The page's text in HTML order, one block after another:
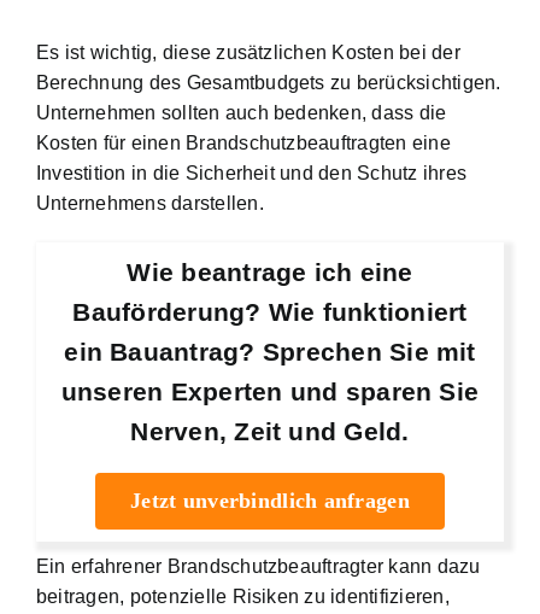
Es ist wichtig, diese zusätzlichen Kosten bei der
Berechnung des Gesamtbudgets zu berücksichtigen.
Unternehmen sollten auch bedenken, dass die
Kosten für einen Brandschutzbeauftragten eine
Investition in die Sicherheit und den Schutz ihres
Unternehmens darstellen.
Wie beantrage ich eine
Bauförderung? Wie funktioniert
ein Bauantrag? Sprechen Sie mit
unseren Experten und sparen Sie
Nerven, Zeit und Geld.
Jetzt unverbindlich anfragen
Ein erfahrener Brandschutzbeauftragter kann dazu
beitragen, potenzielle Risiken zu identifizieren,